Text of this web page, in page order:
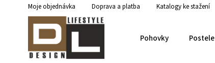
Moje objednávka Doprava a platba Katalogy ke stažení
Pohovky Postele